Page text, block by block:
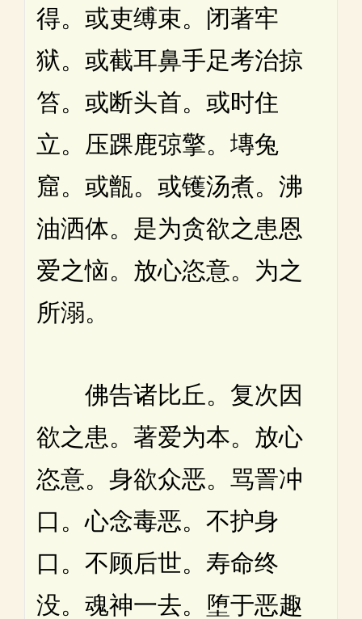
得。或吏缚束。闭著牢
狱。或截耳鼻手足考治掠
笞。或断头首。或时住
立。压踝鹿弶擎。塼兔
窟。或甑。或镬汤煮。沸
油洒体。是为贪欲之患恩
爱之恼。放心恣意。为之
所溺。
佛告诸比丘。复次因
欲之患。著爱为本。放心
恣意。身欲众恶。骂詈冲
口。心念毒恶。不护身
口。不顾后世。寿命终
没。魂神一去。堕于恶趣